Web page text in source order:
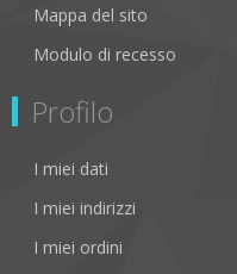
Mappa del sito
Modulo di recesso
Profilo
I miei dati
I miei indirizzi
I miei ordini